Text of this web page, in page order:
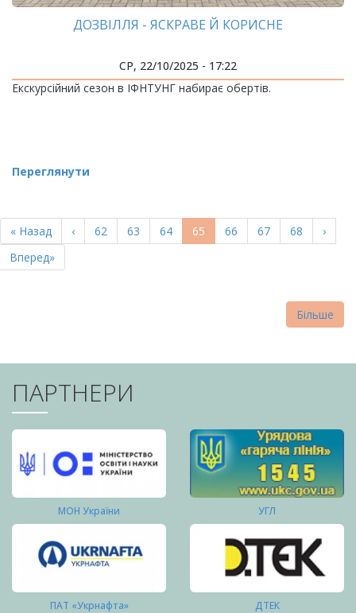
ДОЗВІЛЛЯ - ЯСКРАВЕ Й КОРИСНЕ
СР, 22/10/2025 - 17:22
Екскурсійний сезон в ІФНТУНГ набирає обертів.
Переглянути
НА
СТОРІНКИ
Перша
сторінка
« Назад
Попередня
сторінка
‹ Page
62 Page
63 Page
64
Поточна
сторінка
65 Page
66 Page
67 Page
68
›
Остання
сторінка
Вперед»
Більше
ПАРТНЕРИ
МОН України УГЛ
ПАТ «Укрнафта» ДТЕК